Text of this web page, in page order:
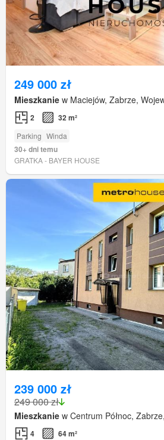
249 000 zł
Mieszkanie w Maciejów, Zabrze,
2 32 m²
Parking Winda
30+ dni temu
GRATKA - BAYER HOUSE
239 000 zł
249 000 zł
Mieszkanie w Centrum Północ,
4 64 m²